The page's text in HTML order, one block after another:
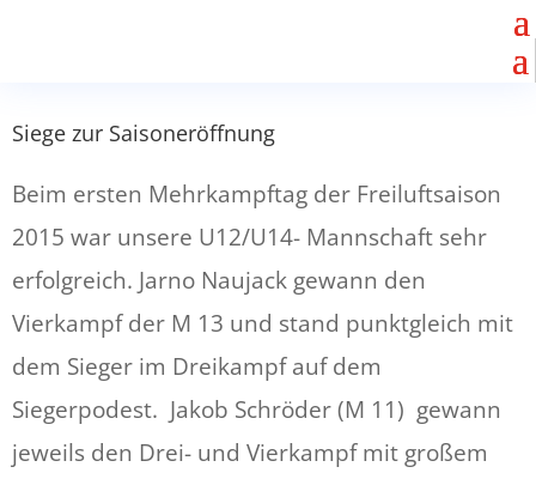
Siege zur Saisoneröffnung
Beim ersten Mehrkampftag der Freiluftsaison
2015 war unsere U12/U14- Mannschaft sehr
erfolgreich. Jarno Naujack gewann den
Vierkampf der M 13 und stand punktgleich mit
dem Sieger im Dreikampf auf dem
Siegerpodest. Jakob Schröder (M 11) gewann
jeweils den Drei- und Vierkampf mit großem